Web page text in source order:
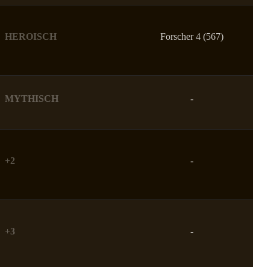
HEROISCH Forscher 4 (567)
MYTHISCH -
+2 -
+3 -